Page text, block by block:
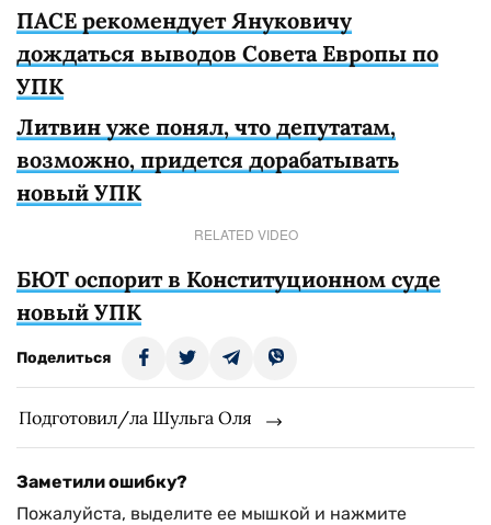
ПАСЕ рекомендует Януковичу
дождаться выводов Совета Европы по
УПК
Литвин уже понял, что депутатам,
возможно, придется дорабатывать
новый УПК
RELATED VIDEO
БЮТ оспорит в Конституционном суде
новый УПК
Поделиться
Подготовил/ла Шульга Оля
Заметили ошибку?
Пожалуйста, выделите ее мышкой и нажмите